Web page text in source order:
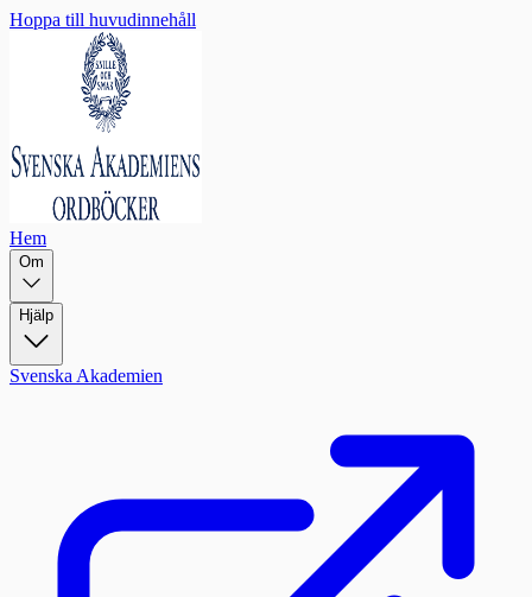
Hoppa till huvudinnehåll
Hem
Om
Hjälp
Svenska Akademien